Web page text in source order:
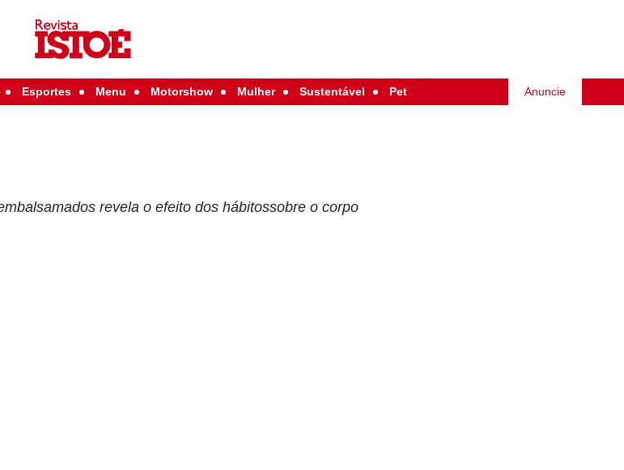
Esportes Menu Motorshow Mulher Sustentável Pet Anuncie
revela o efeito dos hábitossobre o corpo